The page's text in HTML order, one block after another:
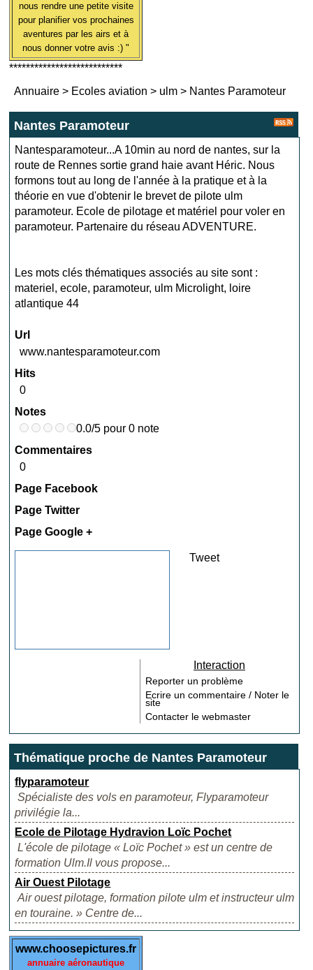
nous rendre une petite visite
pour planifier vos prochaines
aventures par les airs et à
nous donner votre avis :) "
***************************
Annuaire > Ecoles aviation > ulm > Nantes Paramoteur
Nantes Paramoteur
Nantesparamoteur...A 10min au nord de nantes, sur la
route de Rennes sortie grand haie avant Héric. Nous
formons tout au long de l'année à la pratique et à la
théorie en vue d'obtenir le brevet de pilote ulm
paramoteur. Ecole de pilotage et matériel pour voler en
paramoteur. Partenaire du réseau ADVENTURE.
Les mots clés thématiques associés au site sont :
materiel ,ecole, paramoteur, ulm Microlight, loire
atlantique 44
Url
www.nantesparamoteur.com
Hits
0
Notes
0.0/5 pour 0 note
Commentaires
0
Page Facebook
Page Twitter
Page Google +
Tweet
Interaction
Reporter un problème
Ecrire un commentaire / Noter le
site
Contacter le webmaster
Thématique proche de Nantes Paramoteur
flyparamoteur
Spécialiste des vols en paramoteur, Flyparamoteur
privilégie la...
Ecole de Pilotage Hydravion Loïc Pochet
L'école de pilotage « Loïc Pochet » est un centre de
formation Ulm.Il vous propose...
Air Ouest Pilotage
Air ouest pilotage, formation pilote ulm et instructeur ulm
en touraine. » Centre de...
www.choosepictures.fr
annuaire aéronautique